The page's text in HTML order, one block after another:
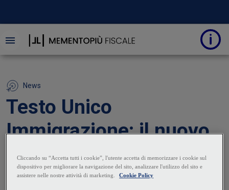
News
Testo Unico
Immigrazione: il nuovo
modello di “permesso
unico lavoro”